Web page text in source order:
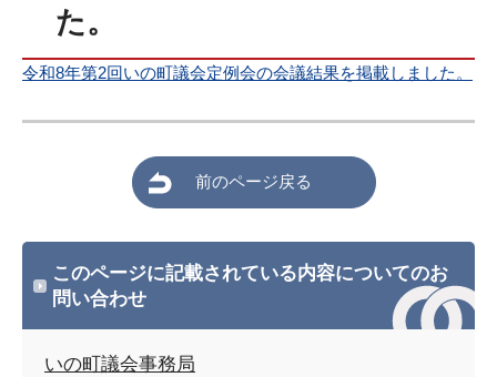
た。
令和8年第2回いの町議会定例会の会議結果を掲載しました。
前のページ戻る
このページに記載されている内容についてのお
問い合わせ
いの町議会事務局